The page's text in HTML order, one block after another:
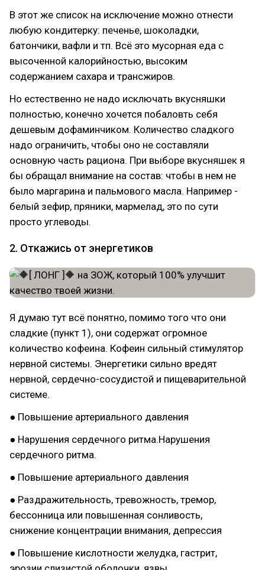
В этот же список на исключение можно отнести
любую кондитерку: печенье, шоколадки,
батончики, вафли и тп. Всё это мусорная еда с
высоченной калорийностью, высоким
содержанием сахара и трансжиров.
Но естественно не надо исключать вкусняшки
полностью, конечно хочется побаловть себя
дешевым дофаминчиком. Количество сладкого
надо ограничить, чтобы оно не составляли
основную часть рациона. При выборе вкусняшек я
бы обращал внимание на состав: чтобы в нем не
было маргарина и пальмового масла. Например -
белый зефир, пряники, мармелад, это по сути
просто углеводы.
2. Откажись от энергетиков
Я думаю тут всё понятно, помимо того что они
сладкие (пункт 1), они содержат огромное
количество кофеина. Кофеин сильный стимулятор
нервной системы. Энергетики сильно вредят
нервной, сердечно-сосудистой и пищеварительной
системе.
● Повышение артериального давления
● Нарушения сердечного ритма.Нарушения
сердечного ритма.
● Повышение артериального давления
● Раздражительность, тревожность, тремор,
бессонница или повышенная сонливость,
снижение концентрации внимания, депрессия
● Повышение кислотности желудка, гастрит,